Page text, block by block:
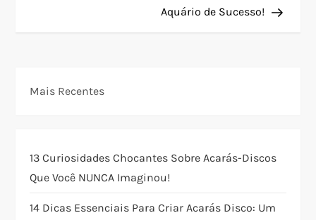
a
ã
o
Aquário de Sucesso!
Mais Recentes
13 Curiosidades Chocantes Sobre Acarás-Discos
Que Você NUNCA Imaginou!
14 Dicas Essenciais Para Criar Acarás Disco: Um